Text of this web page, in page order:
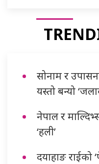
सोनाम र
यस्तो बन्यो
नेपाल र
‘हली’
दयाहाङ राईको